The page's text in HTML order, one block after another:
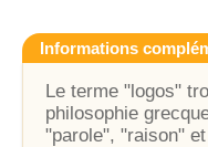
Informations
Le terme "logos"
philosophie
"parole", "raison"